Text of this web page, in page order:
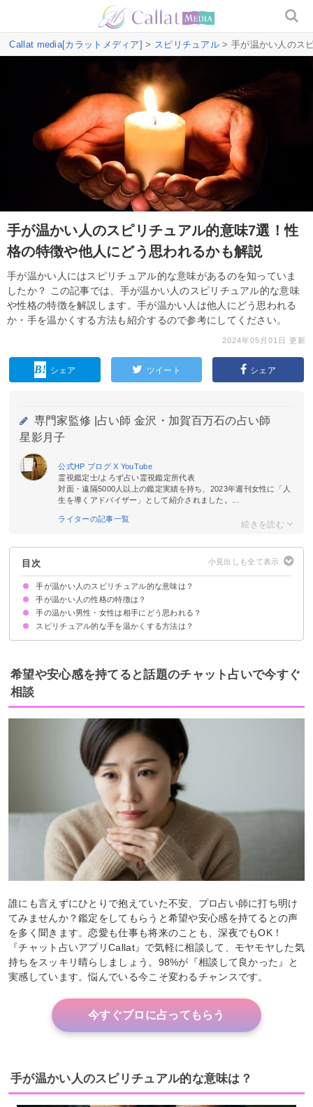
Callat media[カラットメディア] > スピリチュアル > 手が温かい人のス
手が温かい人のスピリチュアル的意味7選！性
格の特徴や他人にどう思われるかも解説
手が温かい人にはスピリチュアル的な意味があるのを知っていま
したか？ この記事では、手が温かい人のスピリチュアル的な意味
や性格の特徴を解説します。手が温かい人は他人にどう思われる
か・手を温かくする方法も紹介するので参考にしてください。
2024年05月01日 更新
シェア ツイート シェア
専門家監修 | 占い師 金沢・加賀百万石の占い師
星影月子
公式HP ブログX YouTube
霊視鑑定士/よろず占い霊視鑑定所代表
対面・遠隔5000人以上の鑑定実績を持ち、2023年週刊女性に「人
生を導くアドバイザー」として紹介されました。...
ライターの記事一覧
目次
手が温かい人のスピリチュアル的な意味は？
①手にパワーがある
②リーディング能力が秀でている
③愛情や思いやりにあふれている
④植物を育てるのが上手
⑤人を癒す仕事が向いている
⑥創造性が豊か
⑦エネルギーが高くポジティブ
手が温かい人の性格の特徴は？
他人に対して寛容
人付き合いが得意
運を引き寄せる
フットワークが軽い
手の温かい男性・女性は相手にどう思われる？
安心感を持たれる
頼りたいと思われる
相性がいいと思われる
スピリチュアル的な手を温かくする方法は？
チャクラを活性化させる
ネガティブ感情とサヨナラする
手のツボを刺激する
希望や安心感を持てると話題のチャット占いで今すぐ
相談
誰にも言えずにひとりで抱えていた不安、プロ占い師に打ち明け
てみませんか？鑑定をしてもらうと希望や安心感を持てるとの声
を多く聞きます。恋愛も仕事も将来のことも、深夜でもOK！
『チャット占いアプリCallat』で気軽に相談して、モヤモヤした気
持ちをスッキリ晴らしましょう。98%が『相談して良かった』と
実感しています。悩んでいる今こそ変わるチャンスです。
今すぐプロに占ってもらう
手が温かい人のスピリチュアル的な意味は？